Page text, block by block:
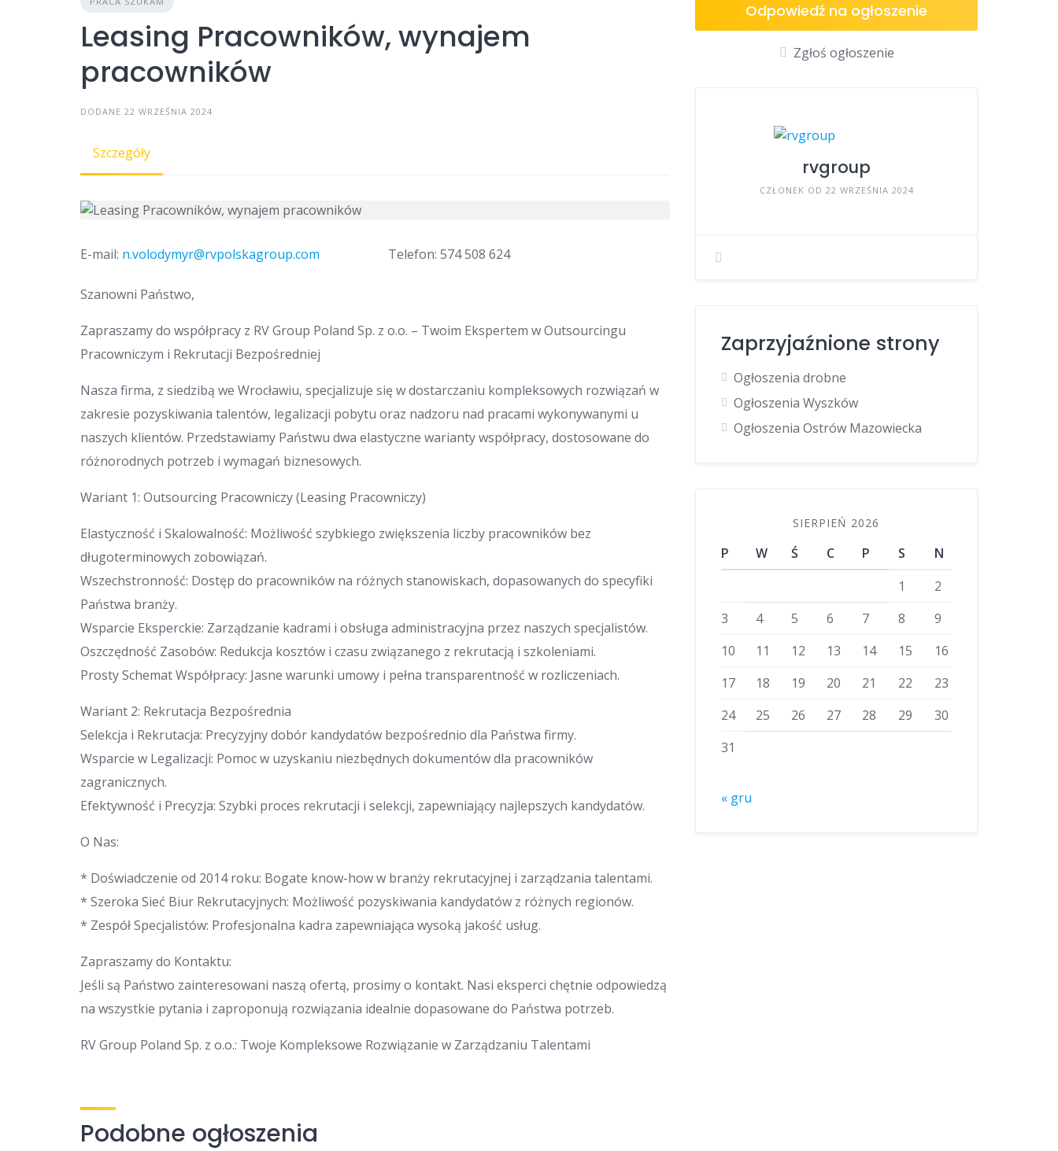
Leasing Pracowników, wynajem
pracowników
DODANE 22 WRZEŚNIA 2024
Szczegóły
E-mail: n.volodymyr@rvpolskagroup.com Telefon: 574 508 624
Szanowni Państwo,
Zapraszamy do współpracy z RV Group Poland Sp. z o.o. – Twoim Ekspertem w Outsourcingu
Pracowniczym i Rekrutacji Bezpośredniej
Nasza firma, z siedzibą we Wrocławiu, specjalizuje się w dostarczaniu kompleksowych rozwiązań w
zakresie pozyskiwania talentów, legalizacji pobytu oraz nadzoru nad pracami wykonywanymi u
naszych klientów. Przedstawiamy Państwu dwa elastyczne warianty współpracy, dostosowane do
różnorodnych potrzeb i wymagań biznesowych.
Wariant 1: Outsourcing Pracowniczy (Leasing Pracowniczy)
Elastyczność i Skalowalność: Możliwość szybkiego zwiększenia liczby pracowników bez
długoterminowych zobowiązań.
Wszechstronność: Dostęp do pracowników na różnych stanowiskach, dopasowanych do specyfiki
Państwa branży.
Wsparcie Eksperckie: Zarządzanie kadrami i obsługa administracyjna przez naszych specjalistów.
Oszczędność Zasobów: Redukcja kosztów i czasu związanego z rekrutacją i szkoleniami.
Prosty Schemat Współpracy: Jasne warunki umowy i pełna transparentność w rozliczeniach.
Wariant 2: Rekrutacja Bezpośrednia
Selekcja i Rekrutacja: Precyzyjny dobór kandydatów bezpośrednio dla Państwa firmy.
Wsparcie w Legalizacji: Pomoc w uzyskaniu niezbędnych dokumentów dla pracowników
zagranicznych.
Efektywność i Precyzja: Szybki proces rekrutacji i selekcji, zapewniający najlepszych kandydatów.
O Nas:
* Doświadczenie od 2014 roku: Bogate know-how w branży rekrutacyjnej i zarządzania talentami.
* Szeroka Sieć Biur Rekrutacyjnych: Możliwość pozyskiwania kandydatów z różnych regionów.
* Zespół Specjalistów: Profesjonalna kadra zapewniająca wysoką jakość usług.
Zapraszamy do Kontaktu:
Jeśli są Państwo zainteresowani naszą ofertą, prosimy o kontakt. Nasi eksperci chętnie odpowiedzą
na wszystkie pytania i zaproponują rozwiązania idealnie dopasowane do Państwa potrzeb.
RV Group Poland Sp. z o.o.: Twoje Kompleksowe Rozwiązanie w Zarządzaniu Talentami
Odpowiedź na ogłoszenie
Zgłoś ogłoszenie
rvgroup
CZŁONEK OD 22 WRZEŚNIA 2024
Zaprzyjaźnione strony
Ogłoszenia drobne
Ogłoszenia Wyszków
Ogłoszenia Ostrów Mazowiecka
SIERPIEŃ 2026
P W Ś C P S
N
1
2
3
4 5 6 7 8
9
10
11 12 13 14 15
16
17
18 19 20 21 22
23
24
25 26 27 28 29
30
31
« gru
Podobne ogłoszenia